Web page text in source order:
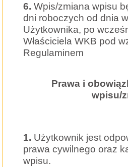
6. Wpis/zmiana wpisu
dni roboczych od dnia
Użytkownika, po
Właściciela WKB pod
Regulaminem
Prawa i
wpisu/
1. Użytkownik jest
prawa cywilnego oraz
wpisu.